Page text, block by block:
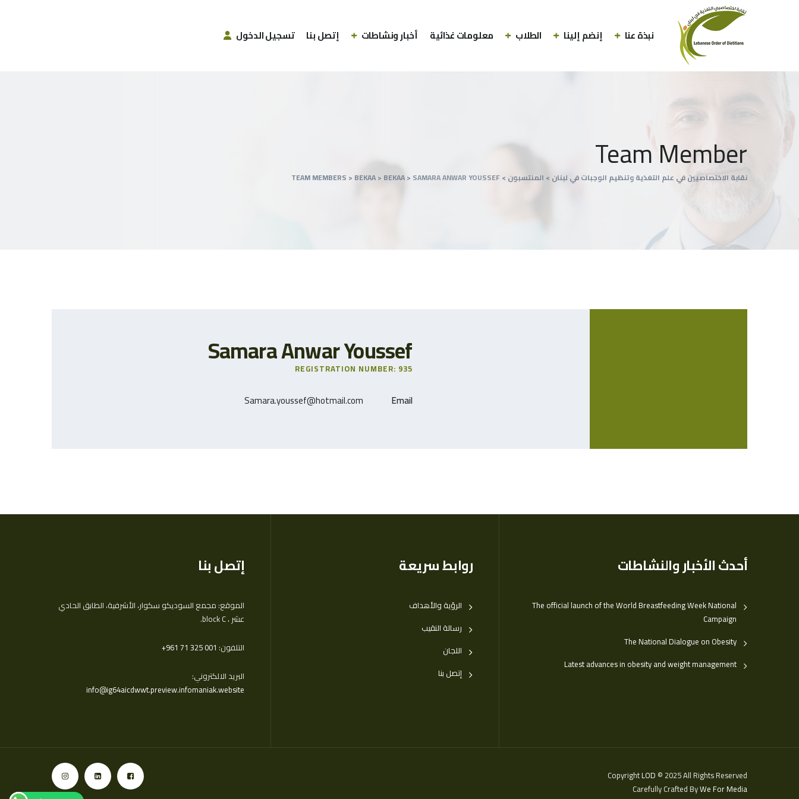
نبذة عنا إنضم إلينا الطلاب معلومات غذائية أخبار ونشاطات إتصل بنا تسجيل الدخول
Team Member
نقابة الاختصاصيين في علم التغذية وتنظيم الوجبات في لبنان > المنتسبون >
TEAM MEMBERS > BEKAA> BEKAA> SAMARA ANWAR YOUSSEF
Samara Anwar Youssef
REGISTRATION NUMBER: 935
Email
Samara.youssef@hotmail.com
أحدث الأخبار والنشاطات
The official launch of the World Breastfeeding Week National
Campaign
The National Dialogue on Obesity
Latest advances in obesity and weight management
روابط سريعة
الرؤية والأهداف
رسالة النقيب
اللجان
إتصل بنا
إتصل بنا
الموقع: مجمع السوديكو سكوار، الأشرفية، الطابق الحادي
عشر ، block C.
التلفون: ‎+961 71 325 001
البريد الالكتروني:
info@ig64aicdwwt.preview.infomaniak.website
CopyrightLOD © 2025 All Rights Reserved
Carefully Crafted ByWe For Media